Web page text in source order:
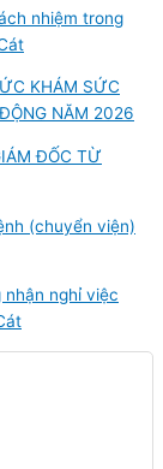
nhiệm trong
KHÁM SỨC
NĂM 2026
ĐỐC TỪ
(chuyển viện)
nghỉ việc